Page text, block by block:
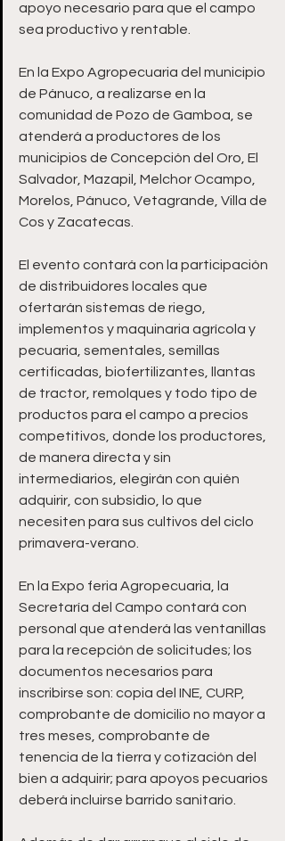
apoyo necesario para que el campo
sea productivo y rentable.
En la Expo Agropecuaria del municipio
de Pánuco, a realizarse en la
comunidad de Pozo de Gamboa, se
atenderá a productores de los
municipios de Concepción del Oro, El
Salvador, Mazapil, Melchor Ocampo,
Morelos, Pánuco, Vetagrande, Villa de
Cos y Zacatecas.
El evento contará con la participación
de distribuidores locales que
ofertarán sistemas de riego,
implementos y maquinaria agrícola y
pecuaria, sementales, semillas
certificadas, biofertilizantes, llantas
de tractor, remolques y todo tipo de
productos para el campo a precios
competitivos, donde los productores,
de manera directa y sin
intermediarios, elegirán con quién
adquirir, con subsidio, lo que
necesiten para sus cultivos del ciclo
primavera-verano.
En la Expo feria Agropecuaria, la
Secretaría del Campo contará con
personal que atenderá las ventanillas
para la recepción de solicitudes; los
documentos necesarios para
inscribirse son: copia del INE, CURP,
comprobante de domicilio no mayor a
tres meses, comprobante de
tenencia de la tierra y cotización del
bien a adquirir; para apoyos pecuarios
deberá incluirse barrido sanitario.